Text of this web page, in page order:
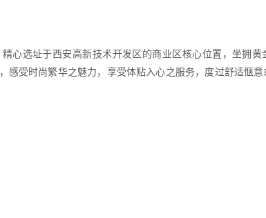
心选址于西安高新技术开发区的商业区核心位置，坐拥黄
感受时尚繁华之魅力，享受体贴入心之服务，度过舒适惬